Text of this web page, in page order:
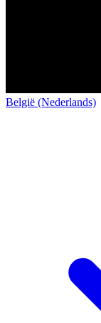
België (Nederlands)